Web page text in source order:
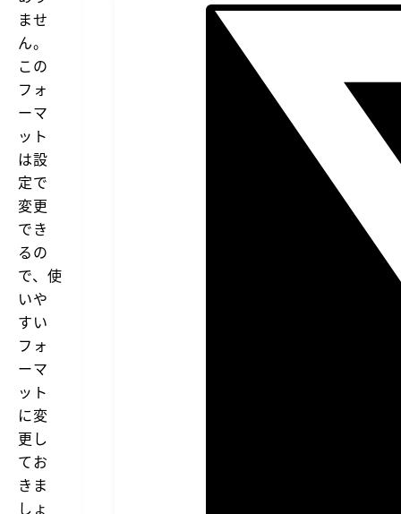
ませ
ん。
この
フォ
ーマ
ット
は設
定で
変更
でき
るの
で、使
いや
すい
フォ
ーマ
ット
に変
更し
てお
きま
しょ